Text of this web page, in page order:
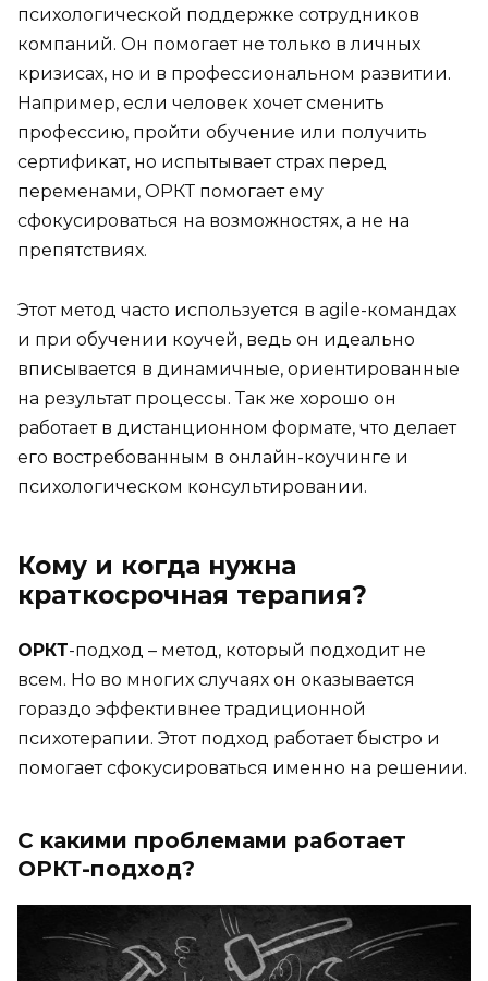
психологической поддержке сотрудников
компаний. Он помогает не только в личных
кризисах, но и в профессиональном развитии.
Например, если человек хочет сменить
профессию, пройти обучение или получить
сертификат, но испытывает страх перед
переменами, ОРКТ помогает ему
сфокусироваться на возможностях, а не на
препятствиях.
Этот метод часто используется в agile-командах
и при обучении коучей, ведь он идеально
вписывается в динамичные, ориентированные
на результат процессы. Так же хорошо он
работает в дистанционном формате, что делает
его востребованным в онлайн-коучинге и
психологическом консультировании.
Кому и когда нужна
краткосрочная терапия?
ОРКТ-подход – метод, который подходит не
всем. Но во многих случаях он оказывается
гораздо эффективнее традиционной
психотерапии. Этот подход работает быстро и
помогает сфокусироваться именно на решении.
С какими проблемами работает
ОРКТ-подход?